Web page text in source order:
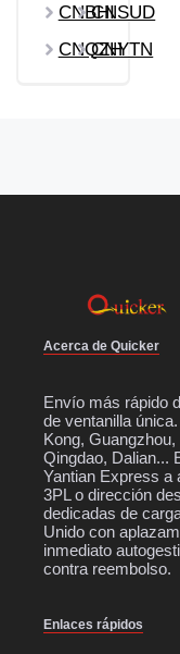
CNBHICNSUD
CNQZHCNYTN
Acerca de Quicker
Envío más rápido
de ventanilla
Kong,
Qingdao, Dalian...
Yantian Express a
3PL o dirección
dedicadas de
Unido con
inmediato
contra reembolso.
Enlaces rápidos